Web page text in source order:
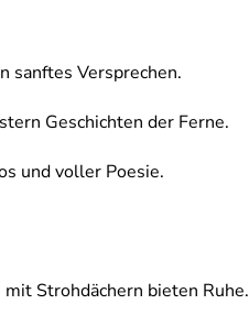
sanftes Versprechen.
Geschichten der Ferne.
und voller Poesie.
Strohdächern bieten Ruhe.